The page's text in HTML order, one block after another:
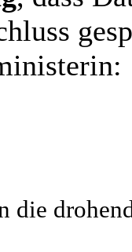
die